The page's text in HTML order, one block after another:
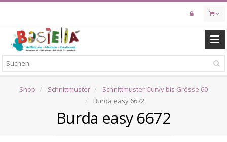
Skip
content
Shop Schnittmuster
Schnittmuster Curvy bis Grösse 60
Burda easy 6672
Burda easy 6672